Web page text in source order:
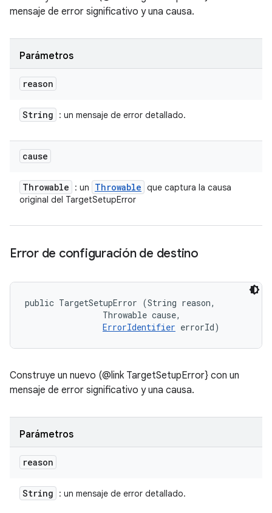
mensaje de error significativo y una causa.
Parámetros
reason
String : un mensaje de error detallado.
cause
Throwable : un Throwable que captura la causa
original del TargetSetupError
Error de configuración de destino
public TargetSetupError (String reason,
                Throwable cause,
ErrorIdentifier errorId)
Construye un nuevo (@link TargetSetupError} con un
mensaje de error significativo y una causa.
Parámetros
reason
String : un mensaje de error detallado.